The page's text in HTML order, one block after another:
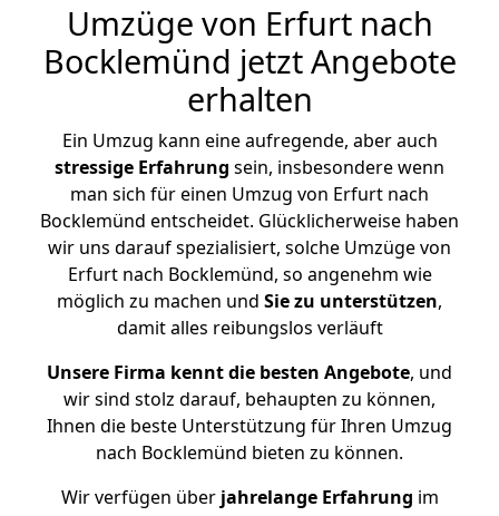
Umzüge von Erfurt nach
Bocklemünd jetzt Angebote
erhalten
Ein Umzug kann eine aufregende, aber auch
stressige Erfahrung sein, insbesondere wenn
man sich für einen Umzug von Erfurt nach
Bocklemünd entscheidet. Glücklicherweise haben
wir uns darauf spezialisiert, solche Umzüge von
Erfurt nach Bocklemünd, so angenehm wie
möglich zu machen und Sie zu unterstützen,
damit alles reibungslos verläuft
Unsere Firma kennt die besten Angebote, und
wir sind stolz darauf, behaupten zu können,
Ihnen die beste Unterstützung für Ihren Umzug
nach Bocklemünd bieten zu können.
Wir verfügen überjahrelange Erfahrung im